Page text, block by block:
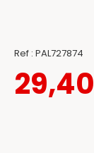
Ref : PAL727874
29,40